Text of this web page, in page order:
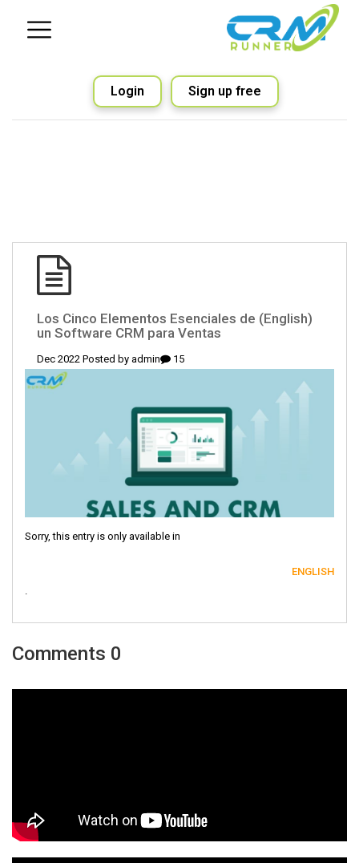
Sign up free
Login
(English) Los Cinco Elementos Esenciales de
un Software CRM para Ventas
15 Dec 2022 Posted by
admin
Sorry, this entry is only available in
ENGLISH
.
0 Comments